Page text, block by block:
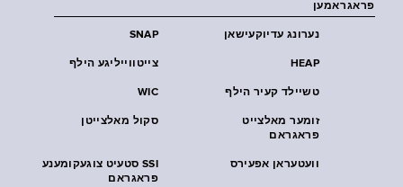
פראגראמען
SNAP נערונג עדיוקעישאן
צייטווייליגע הילף HEAP
WIC טשיילד קעיר הילף
סקול מאלצייטן
זומער מאלצייט
פראגראם
SSI סטעיט צוגעקומענע
פראגראם
וועטעראן אפעירס